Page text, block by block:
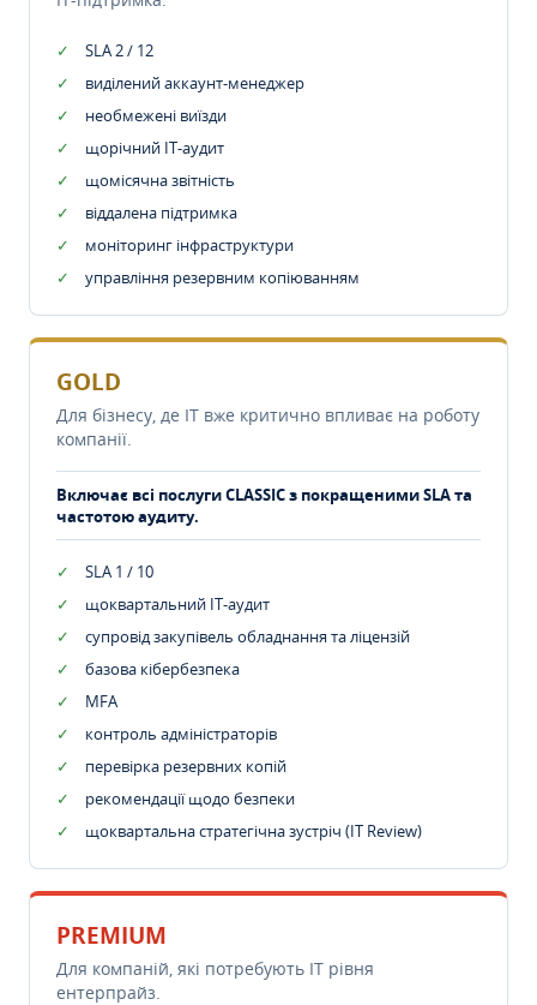
SLA 2 / 12
виділений аккаунт-менеджер
необмежені виїзди
щорічний IT-аудит
щомісячна звітність
віддалена підтримка
моніторинг інфраструктури
управління резервним копіюванням
GOLD
Для бізнесу, де IT вже критично впливає на роботу
компанії.
Включає всі послуги CLASSIC з покращеними SLA та
частотою аудиту.
SLA 1 / 10
щоквартальний IT-аудит
супровід закупівель обладнання та ліцензій
базова кібербезпека
MFA
контроль адміністраторів
перевірка резервних копій
рекомендації щодо безпеки
щоквартальна стратегічна зустріч (IT Review)
PREMIUM
Для компаній, які потребують ІТ рівня
ентерпрайз.